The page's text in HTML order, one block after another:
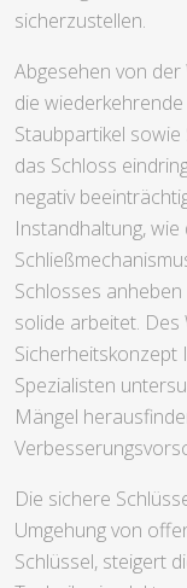
sicherzustellen.
Abgesehen von
die
Staubpartikel
das Schloss
negativ
Instandhaltung,
Schlosses
solide arbeitet.
Sicherheitskonzept
Spezialisten
Mängel
Die sichere
Umgehung von
Schlüssel, steigert